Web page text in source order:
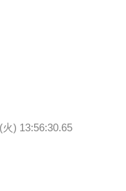
火) 13:56:30.65